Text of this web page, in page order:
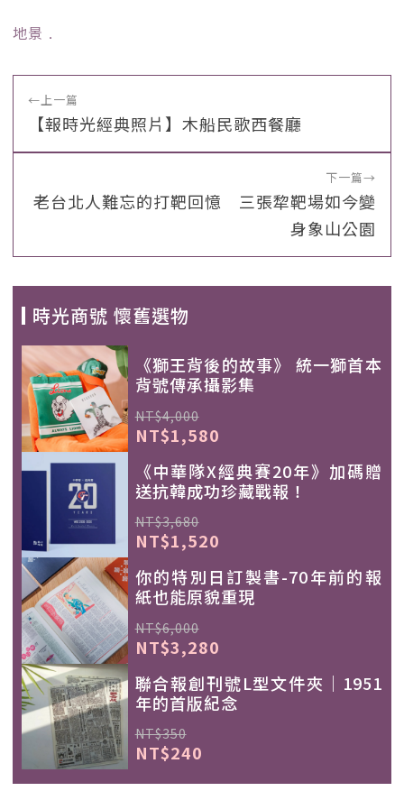
地景 ﹒
←上一篇
【報時光經典照片】木船民歌西餐廳
下一篇→
老台北人難忘的打靶回憶 三張犂靶場如今變
身象山公園
時光商號 懷舊選物
《獅王背後的故事》 統一獅首本
背號傳承攝影集
NT$4,000
NT$1,580
《中華隊X經典賽20年》加碼贈
送抗韓成功珍藏戰報！
NT$3,680
NT$1,520
你的特別日訂製書-70年前的報
紙也能原貌重現
NT$6,000
NT$3,280
聯合報創刊號L型文件夾｜1951
年的首版紀念
NT$350
NT$240